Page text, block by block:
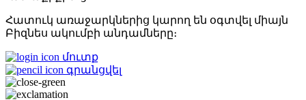
Հատուկ առաջարկներից կարող են օգտվել միայն
Բիզնես ակումբի անդամները։
մուտք
գրանցվել